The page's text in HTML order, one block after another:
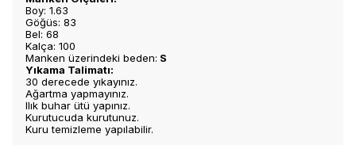
Boy: 1.63
Göğüs: 83
Bel: 68
Kalça: 100
Manken üzerindeki beden: S
Yıkama Talimatı:
30 derecede yıkayınız.
Ağartma yapmayınız.
Ilık buhar ütü yapınız.
Kurutucuda kurutunuz.
Kuru temizleme yapılabilir.